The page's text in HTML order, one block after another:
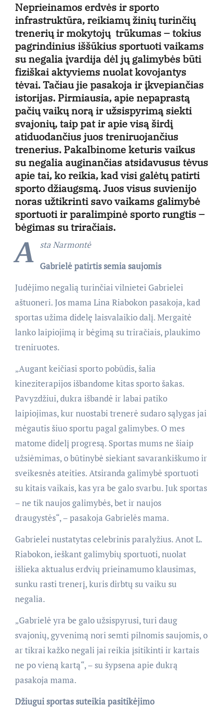
Neprieinamos erdvės ir sporto
infrastruktūra, reikiamų žinių turinčių
trenerių ir mokytojų trūkumas – tokius
pagrindinius iššūkius sportuoti vaikams
su negalia įvardija dėl jų galimybės būti
fiziškai aktyviems nuolat kovojantys
tėvai. Tačiau jie pasakoja ir įkvepiančias
istorijas. Pirmiausia, apie nepaprastą
pačių vaikų norą ir užsispyrimą siekti
svajonių, taip pat ir apie visą širdį
atiduodančius juos treniruojančius
trenerius. Pakalbinome keturis vaikus
su negalia auginančias atsidavusus tėvus
apie tai, ko reikia, kad visi galėtų patirti
sporto džiaugsmą. Juos visus suvienijo
noras užtikrinti savo vaikams galimybė
sportuoti ir paralimpinė sporto rungtis –
bėgimas su triračiais.
A sta Narmontė
Gabrielė patirtis semia saujomis
Judėjimo negalią turinčiai vilnietei Gabrielei
aštuoneri. Jos mama Lina Riabokon pasakoja, kad
sportas užima didelę laisvalaikio dalį. Mergaitė
lanko laipiojimą ir bėgimą su triračiais, plaukimo
treniruotes.
„Augant keičiasi sporto pobūdis, šalia
kineziterapijos išbandome kitas sporto šakas.
Pavyzdžiui, dukra išbandė ir labai patiko
laipiojimas, kur nuostabi trenerė sudaro sąlygas jai
mėgautis šiuo sportu pagal galimybes. O mes
matome didelį progresą. Sportas mums ne šiaip
užsiėmimas, o būtinybė siekiant savarankiškumo ir
sveikesnės ateities. Atsiranda galimybė sportuoti
su kitais vaikais, kas yra be galo svarbu. Juk sportas
– ne tik naujos galimybės, bet ir naujos
draugystės“, – pasakoja Gabrielės mama.
Gabrielei nustatytas celebrinis paralyžius. Anot L.
Riabokon, ieškant galimybių sportuoti, nuolat
išlieka aktualus erdvių prieinamumo klausimas,
sunku rasti trenerį, kuris dirbtų su vaiku su
negalia.
„Gabrielė yra be galo užsispyrusi, turi daug
svajonių, gyvenimą nori semti pilnomis saujomis, o
ar tikrai kažko negali jai reikia įsitikinti ir kartais
ne po vieną kartą“, – su šypsena apie dukrą
pasakoja mama.
Džiugui sportas suteikia pasitikėjimo